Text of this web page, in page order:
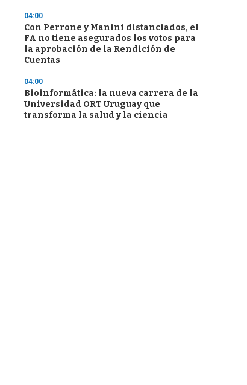
04:00
Con Perrone y Manini distanciados, el
FA no tiene asegurados los votos para
la aprobación de la Rendición de
Cuentas
04:00
Bioinformática: la nueva carrera de la
Universidad ORT Uruguay que
transforma la salud y la ciencia